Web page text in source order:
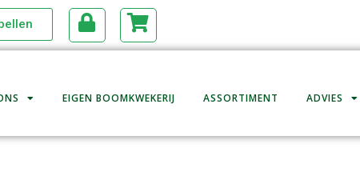
EIGEN BOOMKWEKERIJ ASSORTIMENT ADVIES